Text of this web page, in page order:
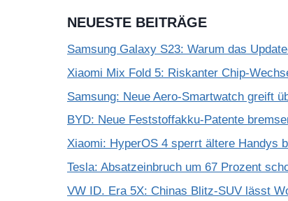
NEUESTE BEITRÄGE
Samsung Galaxy S23: Warum das
Xiaomi Mix Fold 5: Riskanter Chip-
Samsung: Neue Aero-Smartwatch greift
BYD: Neue Feststoffakku-Patente
Xiaomi: HyperOS 4 sperrt ältere Handys
Tesla: Absatzeinbruch um 67 Prozent
VW ID. Era 5X: Chinas Blitz-SUV lässt